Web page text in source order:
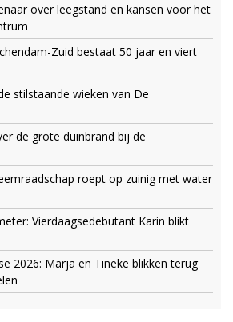
over leegstand en kansen voor het
Zuid bestaat 50 jaar en viert
stilstaande wieken van De
de grote duinbrand bij de
roept op zuinig met water
Vierdaagsedebutant Karin blikt
2026: Marja en Tineke blikken terug